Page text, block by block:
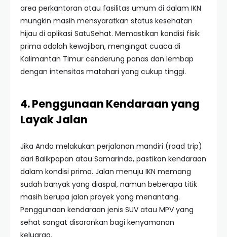
area perkantoran atau fasilitas umum di dalam IKN
mungkin masih mensyaratkan status kesehatan
hijau di aplikasi SatuSehat. Memastikan kondisi fisik
prima adalah kewajiban, mengingat cuaca di
Kalimantan Timur cenderung panas dan lembap
dengan intensitas matahari yang cukup tinggi.
4. Penggunaan Kendaraan yang
Layak Jalan
Jika Anda melakukan perjalanan mandiri (road trip)
dari Balikpapan atau Samarinda, pastikan kendaraan
dalam kondisi prima. Jalan menuju IKN memang
sudah banyak yang diaspal, namun beberapa titik
masih berupa jalan proyek yang menantang.
Penggunaan kendaraan jenis SUV atau MPV yang
sehat sangat disarankan bagi kenyamanan
keluarga.